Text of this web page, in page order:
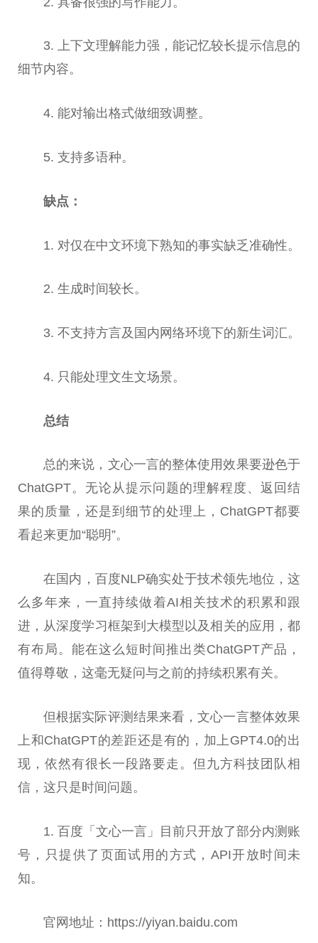
3. 上下文理解能力强，能记忆较长提示信息的
细节内容。
4. 能对输出格式做细致调整。
5. 支持多语种。
缺点：
1. 对仅在中文环境下熟知的事实缺乏准确性。
2. 生成时间较长。
3. 不支持方言及国内网络环境下的新生词汇。
4. 只能处理文生文场景。
总结
总的来说，文心一言的整体使用效果要逊色于
ChatGPT。无论从提示问题的理解程度、返回结
果的质量，还是到细节的处理上，ChatGPT都要
看起来更加“聪明”。
在国内，百度NLP确实处于技术领先地位，这
么多年来，一直持续做着AI相关技术的积累和跟
进，从深度学习 框架到大模型以及相关的应用，都
有布局。能在这么短时间推出类ChatGPT产品，
值得尊敬，这毫无疑问与之前的持续积累有关。
但根据实际评测结果来看，文心一言整体效果
上和ChatGPT的差距还是有的，加上GPT4.0的出
现，依然有很长一段路要走。但九方科技团队相
信，这只是时间问题。
1. 百度「文心一言」目前只开放了部分内测账
号，只提供了页面试用的方式，API开放时间未
知。
官网地址：https://yiyan.baidu.com